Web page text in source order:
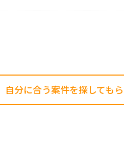
自分に合う案件を探しても